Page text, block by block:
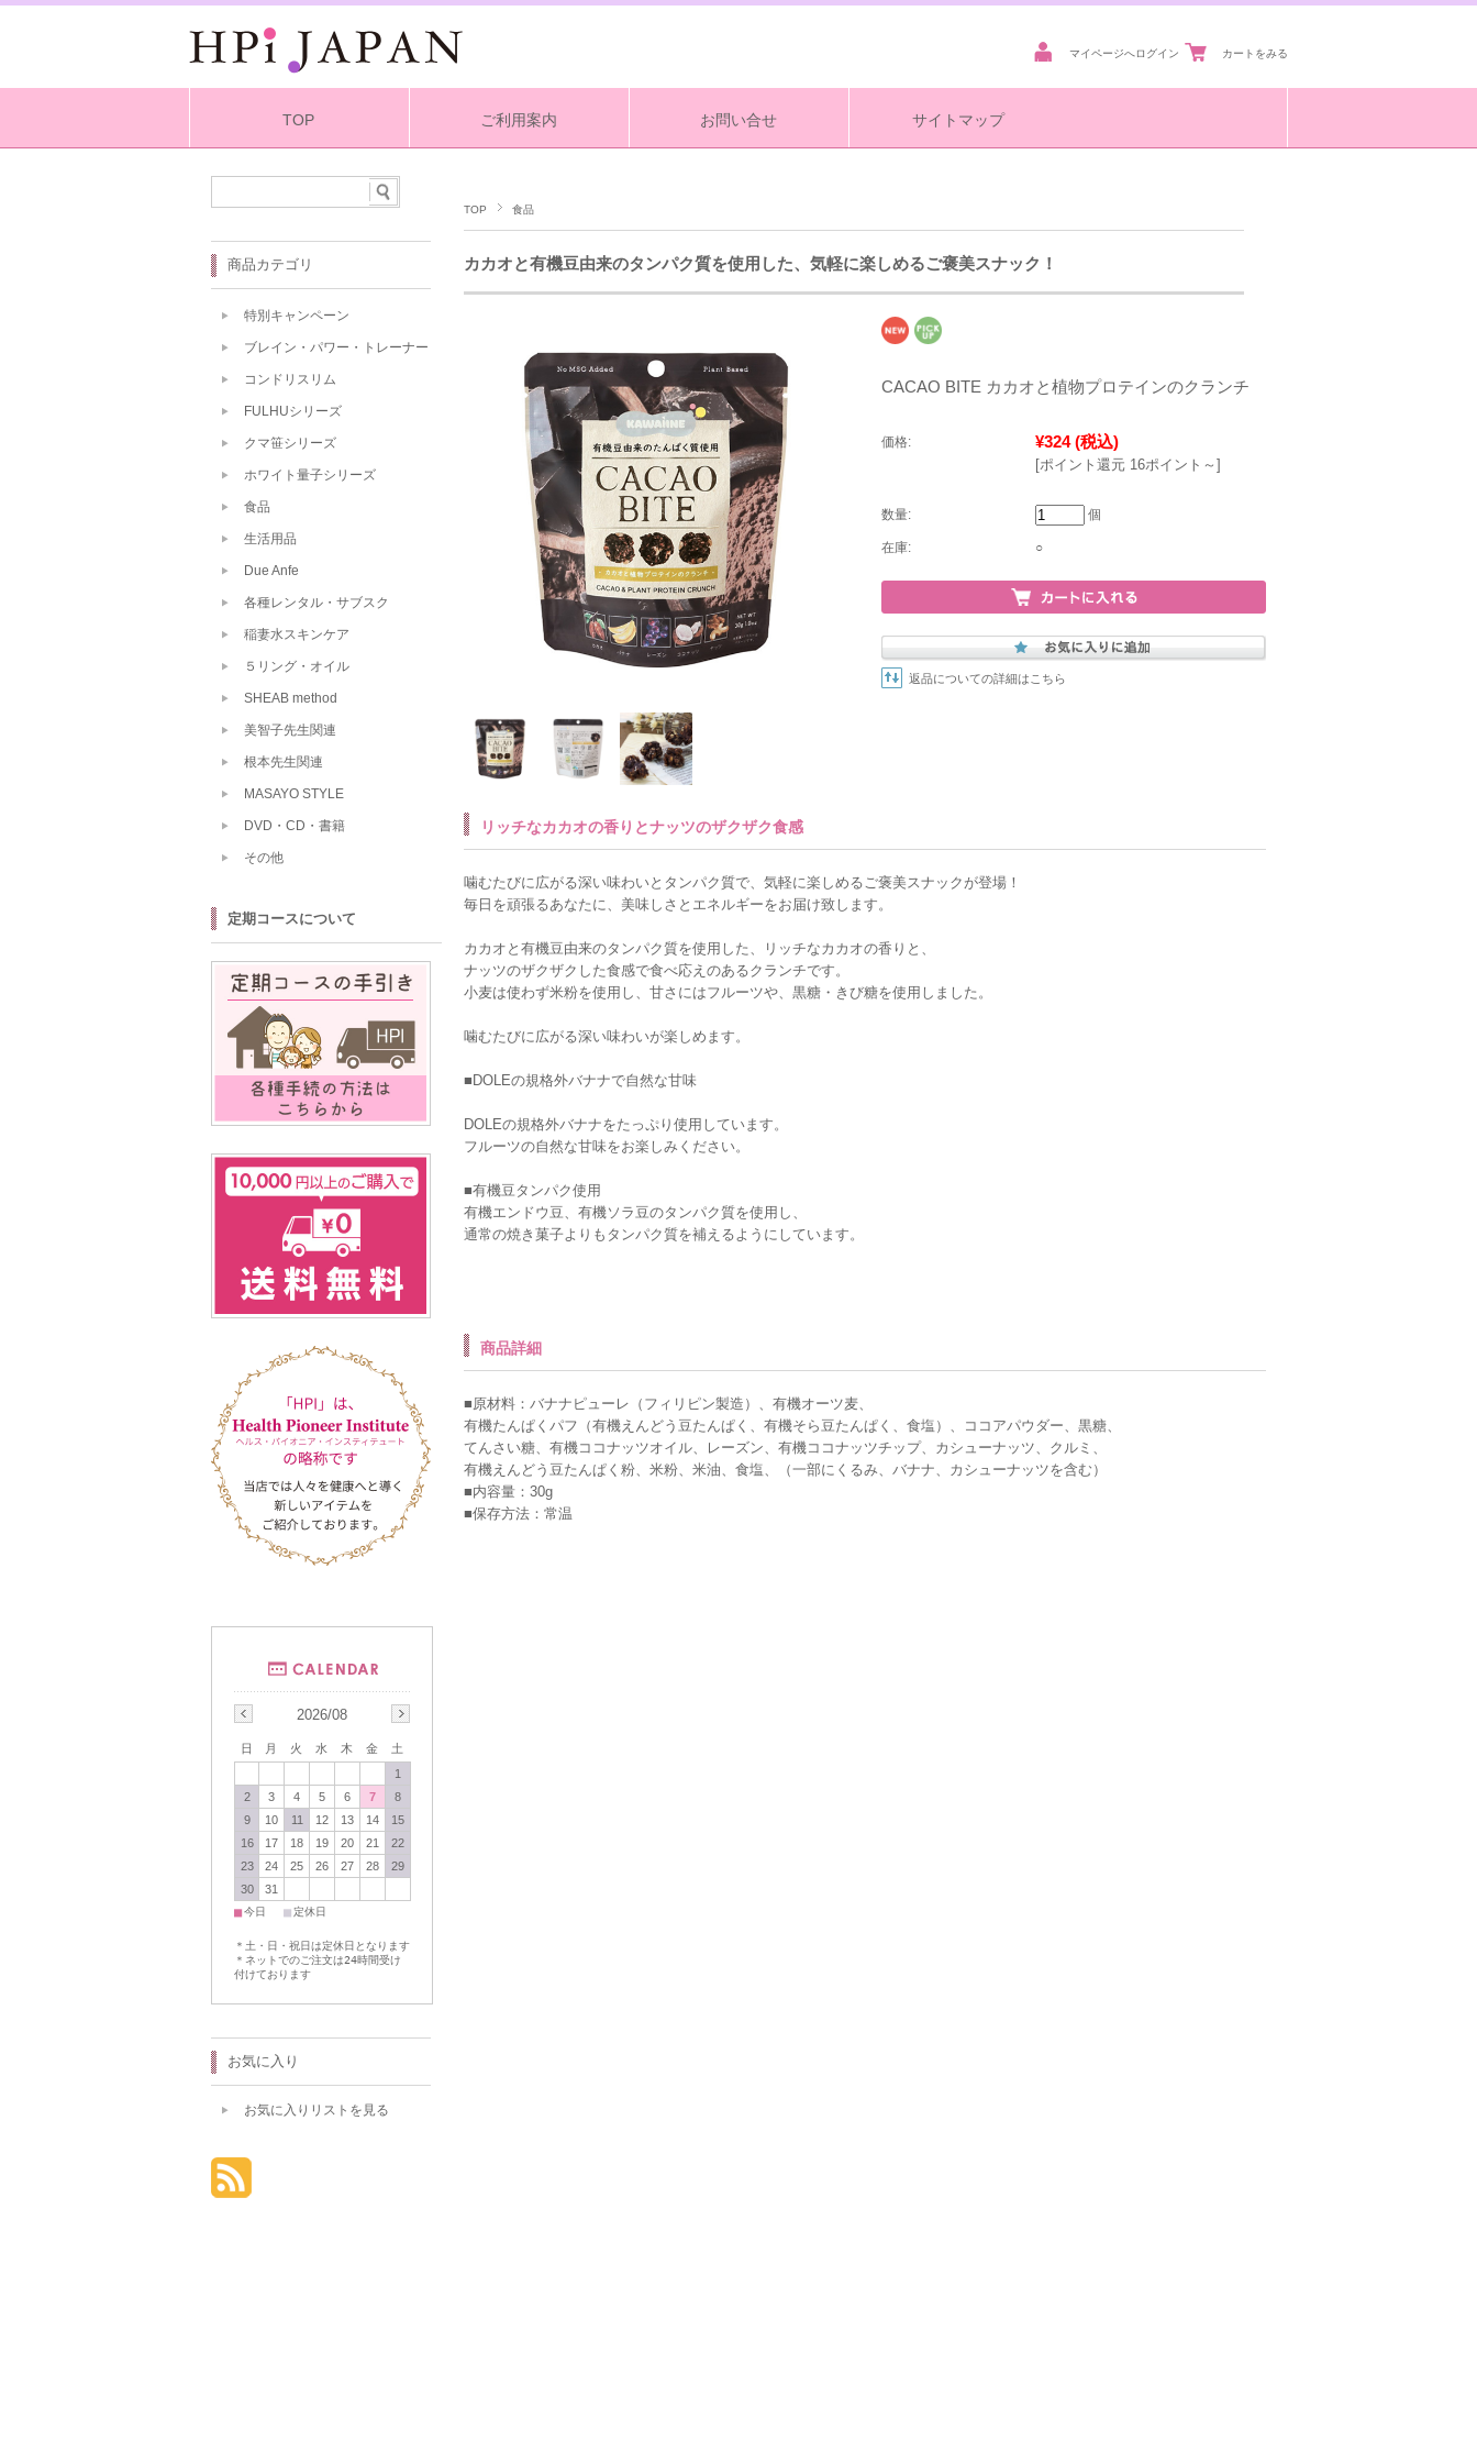
マイページへログイン カートをみる
TOP ご利用案内 お問い合せ サイトマップ
TOP 食品
カカオと有機豆由来のタンパク質を使用した、気軽に楽しめるご褒美スナック！
CACAO BITE カカオと植物プロテインのクランチ
価格: ¥324 (税込)
[ポイント還元 16ポイント～]
数量: 個
在庫: ○
返品についての詳細はこちら
リッチなカカオの香りとナッツのザクザク食感
噛むたびに広がる深い味わいとタンパク質で、気軽に楽しめるご褒美スナックが登場！
毎日を頑張るあなたに、美味しさとエネルギーをお届け致します。
カカオと有機豆由来のタンパク質を使用した、リッチなカカオの香りと、
ナッツのザクザクした食感で食べ応えのあるクランチです。
小麦は使わず米粉を使用し、甘さにはフルーツや、黒糖・きび糖を使用しました。
噛むたびに広がる深い味わいが楽しめます。
■DOLEの規格外バナナで自然な甘味
DOLEの規格外バナナをたっぷり使用しています。
フルーツの自然な甘味をお楽しみください。
■有機豆タンパク使用
有機エンドウ豆、有機ソラ豆のタンパク質を使用し、
通常の焼き菓子よりもタンパク質を補えるようにしています。
商品詳細
■原材料：バナナピューレ（フィリピン製造）、有機オーツ麦、
有機たんぱくパフ（有機えんどう豆たんぱく、有機そら豆たんぱく、食塩）、ココアパウダー、黒糖、
てんさい糖、有機ココナッツオイル、レーズン、有機ココナッツチップ、カシューナッツ、クルミ、
有機えんどう豆たんぱく粉、米粉、米油、食塩、（一部にくるみ、バナナ、カシューナッツを含む）
■内容量：30g
■保存方法：常温
商品カテゴリ
特別キャンペーン
ブレイン・パワー・トレーナー
コンドリスリム
FULHUシリーズ
クマ笹シリーズ
ホワイト量子シリーズ
食品
生活用品
Due Anfe
各種レンタル・サブスク
稲妻水スキンケア
５リング・オイル
SHEAB method
美智子先生関連
根本先生関連
MASAYO STYLE
DVD・CD・書籍
その他
定期コースについて
2026/08
日 月 火 水 木 金
土
1
2
3 4 5 6 7
8
9
10 11 12 13 14
15
16
17 18 19 20 21
22
23
24 25 26 27 28
29
30
31
■今日 ■定休日
＊土・日・祝日は定休日となります
＊ネットでのご注文は24時間受け
付けております
お気に入り
お気に入りリストを見る